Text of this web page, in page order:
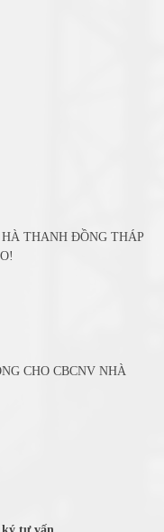
THANH ĐỒNG THÁP
CHO CBCNV NHÀ